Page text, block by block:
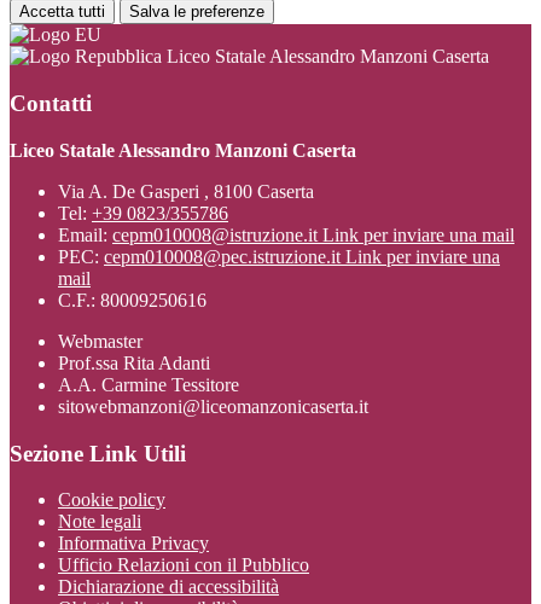
Accetta tutti Salva le preferenze
Liceo Statale Alessandro Manzoni Caserta
Contatti
Liceo Statale Alessandro Manzoni Caserta
Via A. De Gasperi , 8100 Caserta
Tel: +39 0823/355786
Email: cepm010008@istruzione.it Link per inviare una mail
PEC: cepm010008@pec.istruzione.it Link per inviare una
mail
C.F.: 80009250616
Webmaster
Prof.ssa Rita Adanti
A.A. Carmine Tessitore
sitowebmanzoni@liceomanzonicaserta.it
Sezione Link Utili
Cookie policy
Note legali
Informativa Privacy
Ufficio Relazioni con il Pubblico
Dichiarazione di accessibilità